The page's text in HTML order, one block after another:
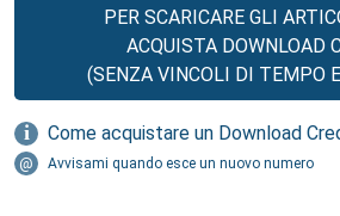
PER SCARICARE GLI
ACQUISTA DOWNLOAD
(SENZA VINCOLI DI TEMPO
Come acquistare un Download
Avvisami quando esce un nuovo numero